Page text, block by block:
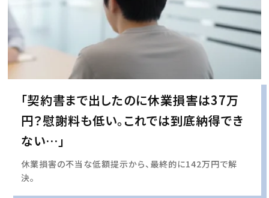
「契約書まで出したのに休業損害は37万
円？慰謝料も低い。これでは到底納得でき
ない…」
休業損害の不当な低額提示から、最終的に142万円で解
決。